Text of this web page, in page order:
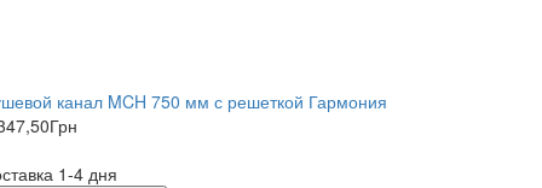
канал MCH 750 мм с решеткой Гармония
Грн
1-4 дня